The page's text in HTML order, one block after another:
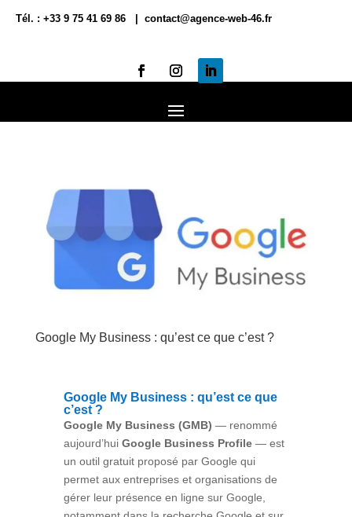
Tél. : +33 9 75 41 69 86 | contact@agence-web-46.fr
Google My Business : qu’est ce que c’est ?
Google My Business : qu’est ce que
c’est ?
Google My Business (GMB) — renommé
aujourd’hui Google Business Profile— est
un outil gratuit proposé par Google qui
permet aux entreprises et organisations de
gérer leur présence en ligne sur Google,